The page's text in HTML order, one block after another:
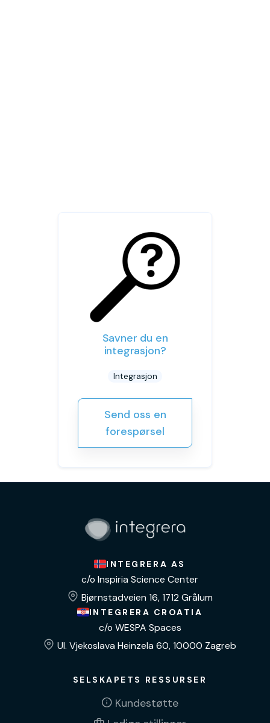
Savner du en
integrasjon?
Integrasjon
Send oss en
forespørsel
INTEGRERA AS
c/o Inspiria Science Center
Bjørnstadveien 16, 1712 Grålum
INTEGRERA CROATIA
c/o WESPA Spaces
Ul. Vjekoslava Heinzela 60, 10000 Zagreb
SELSKAPETS RESSURSER
Kundestøtte